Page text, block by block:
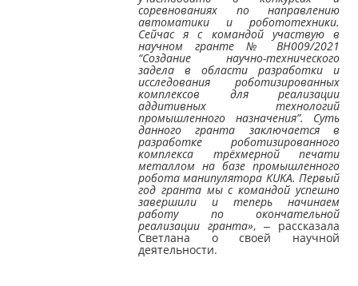
соревнованиях по направлению
автоматики и робототехники.
Сейчас я с командой участвую в
научном гранте № ВН009/2021
“Создание научно-технического
задела в области разработки и
исследования роботизированных
комплексов для реализации
аддитивных технологий
промышленного назначения”. Суть
данного гранта заключается в
разработке роботизированного
комплекса трёхмерной печати
металлом на базе промышленного
робота манипулятора KUKA. Первый
год гранта мы с командой успешно
завершили и теперь начинаем
работу по окончательной
реализации гранта», ‒ рассказала
Светлана о своей научной
деятельности.